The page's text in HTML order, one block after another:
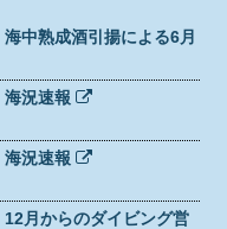
海中熟成酒引揚による6月
海況速報
海況速報
12月からのダイビング営